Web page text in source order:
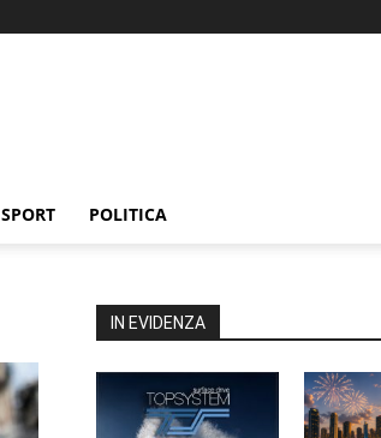
SPORT POLITICA
IN EVIDENZA